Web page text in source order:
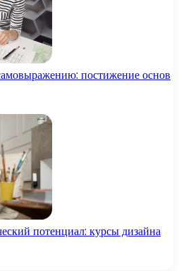
постижение основ
потенциал: курсы дизайна